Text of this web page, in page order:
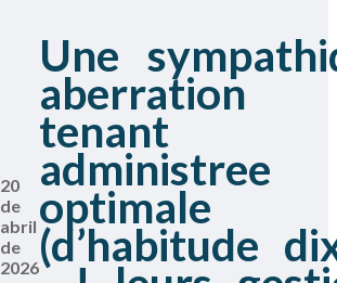
20
de
abril
de
2026
Une
aberration
tenant
administree
optimale
(d’habitude